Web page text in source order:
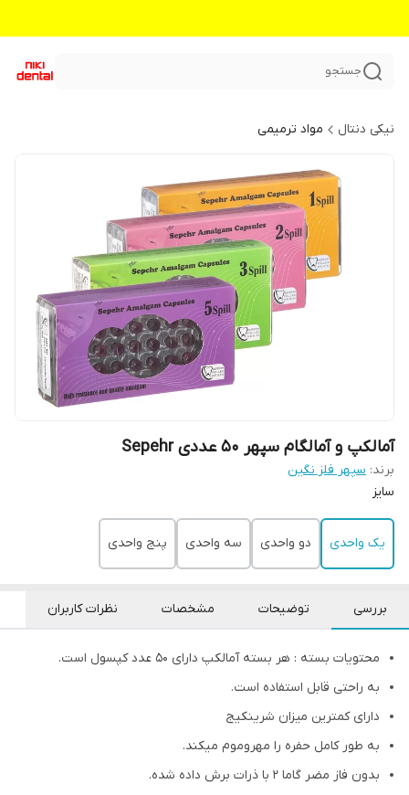
جستجو
نیکی دنتال مواد ترمیمی
آمالکپ و آمالگام سپهر 50 عددی Sepehr
برند: سپهر فلز نگین
سایز
یک واحدی دو واحدی سه واحدی پنج واحدی
بررسی توضیحات مشخصات نظرات کاربران
محتویات بسته : هر بسته آمالکپ دارای 50 عدد کپسول است.
به راحتی قابل استفاده است.
دارای کمترین میزان شرینکیج
به طور کامل حفره را مهروموم میکند.
بدون فاز مضر گاما 2 با ذرات برش داده شده.